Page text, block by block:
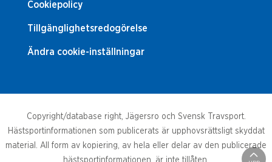
Cookiepolicy
Tillgänglighetsredogörelse
Ändra cookie-inställningar
Copyright/database right, Jägersro och Svensk Travsport.
Hästsportinformationen som publicerats är upphovsrättsligt skyddat
material. All form av kopiering, av hela eller delar av den publicerade